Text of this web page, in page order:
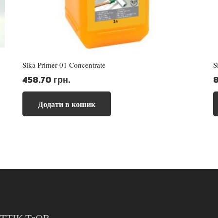
Sika Primer-01 Concentrate
458.70 грн.
Додати в кошик